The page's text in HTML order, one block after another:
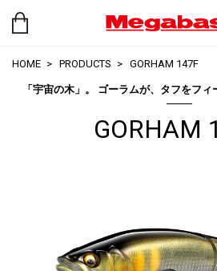
HOME PRODUCTS GORHAM 147F
「宇宙の木」。 ゴーラムが、タフをフィ
GORHAM